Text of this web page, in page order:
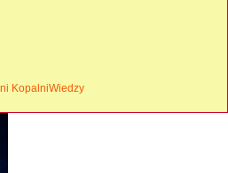
KopalniWiedzy